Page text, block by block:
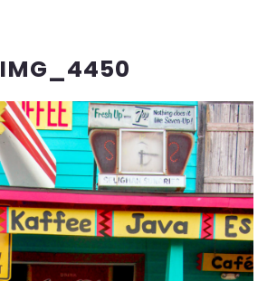
IMG_4450